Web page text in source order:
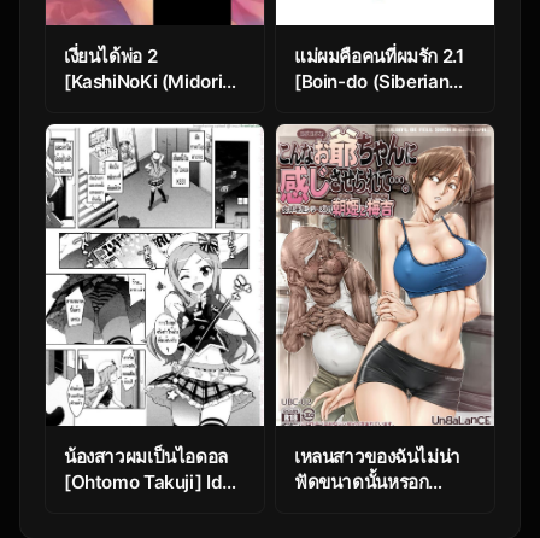
เงี่ยนได้พ่อ 2
[KashiNoKi (Midori
Aijin 13-sai – Part 2
แม่ผมคือคนที่ผมรัก 2.1
[Boin-do (Siberian
Kaa-san de, Boku no
Suki na Hito. 2 – Part
1
น้องสาวผมเป็นไอดอล
[Ohtomo Takuji] Idol
เหลนสาวของฉันไม่น่า
ฟัดขนาดนั้นหรอก